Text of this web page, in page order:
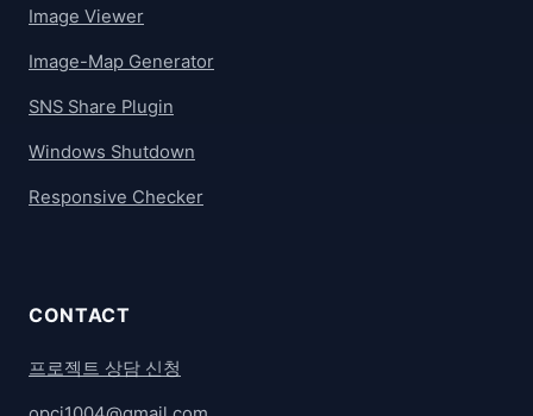
Image Viewer
Image-Map Generator
SNS Share Plugin
Windows Shutdown
Responsive Checker
CONTACT
프로젝트 상담 신청